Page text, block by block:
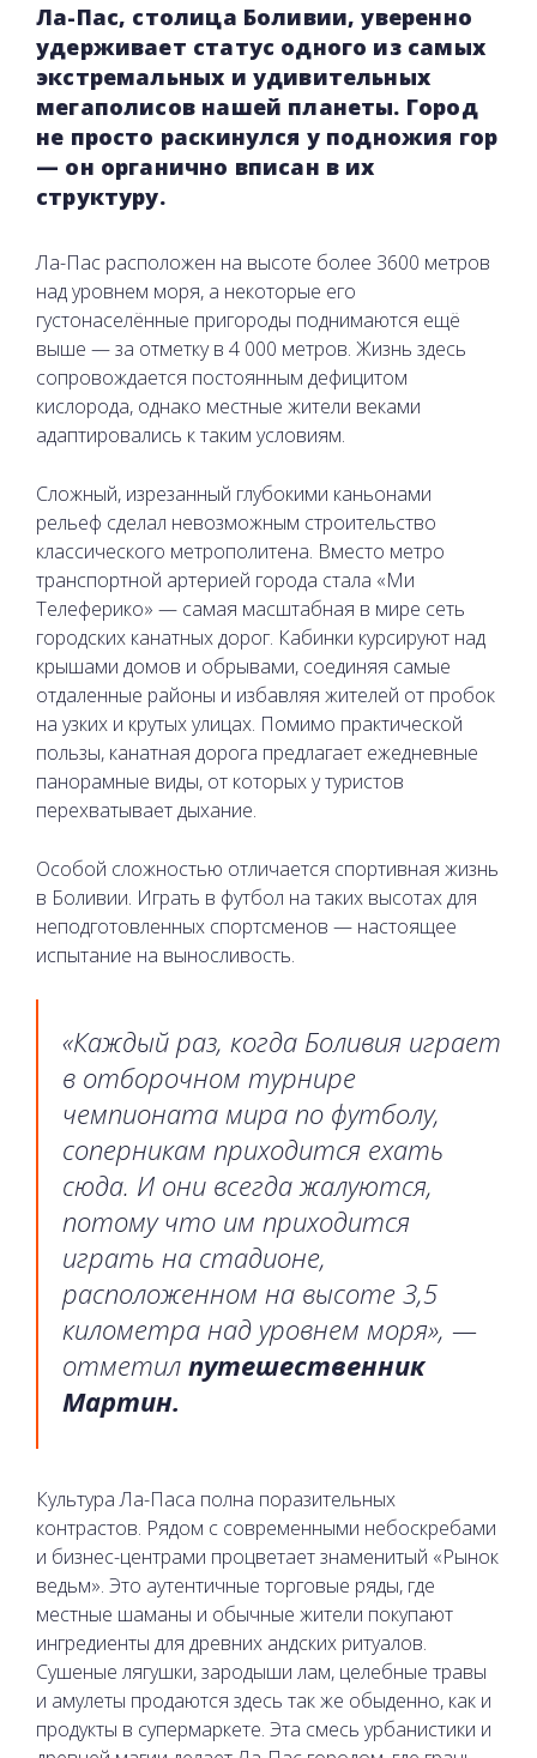
Ла-Пас, столица Боливии, уверенно
удерживает статус одного из самых
экстремальных и удивительных
мегаполисов нашей планеты. Город
не просто раскинулся у подножия гор
— он органично вписан в их
структуру.
Ла-Пас расположен на высоте более 3600 метров
над уровнем моря, а некоторые его
густонаселённые пригороды поднимаются ещё
выше — за отметку в 4 000 метров. Жизнь здесь
сопровождается постоянным дефицитом
кислорода, однако местные жители веками
адаптировались к таким условиям.
Сложный, изрезанный глубокими каньонами
рельеф сделал невозможным строительство
классического метрополитена. Вместо метро
транспортной артерией города стала «Ми
Телеферико» — самая масштабная в мире сеть
городских канатных дорог. Кабинки курсируют над
крышами домов и обрывами, соединяя самые
отдаленные районы и избавляя жителей от пробок
на узких и крутых улицах. Помимо практической
пользы, канатная дорога предлагает ежедневные
панорамные виды, от которых у туристов
перехватывает дыхание.
Особой сложностью отличается спортивная жизнь
в Боливии. Играть в футбол на таких высотах для
неподготовленных спортсменов — настоящее
испытание на выносливость.
«Каждый раз, когда Боливия играет
в отборочном турнире
чемпионата мира по футболу,
соперникам приходится ехать
сюда. И они всегда жалуются,
потому что им приходится
играть на стадионе,
расположенном на высоте 3,5
километра над уровнем моря», —
отметил путешественник
Мартин.
Культура Ла-Паса полна поразительных
контрастов. Рядом с современными небоскребами
и бизнес-центрами процветает знаменитый «Рынок
ведьм». Это аутентичные торговые ряды, где
местные шаманы и обычные жители покупают
ингредиенты для древних андских ритуалов.
Сушеные лягушки, зародыши лам, целебные травы
и амулеты продаются здесь так же обыденно, как и
продукты в супермаркете. Эта смесь урбанистики и